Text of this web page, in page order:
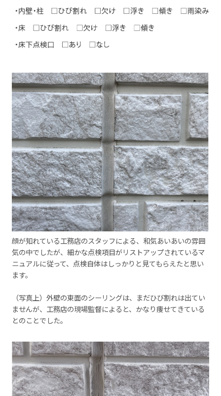
顔が知れている工務店のスタッフによる、和気あいあいの雰囲
気の中でしたが、細かな点検項目がリストアップされているマ
ニュアルに従って、点検自体はしっかりと見てもらえたと思い
ます。
（写真上）外壁の東面のシーリングは、まだひび割れは出てい
ませんが、工務店の現場監督によると、かなり痩せてきている
とのことでした。